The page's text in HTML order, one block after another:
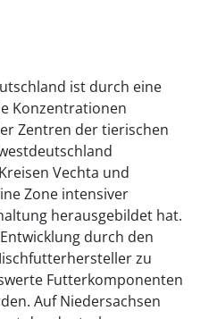
ist durch eine
Konzentrationen
Zentren der tierischen
Vechta und
Zone intensiver
herausgebildet hat.
durch den
zu
Futterkomponenten
Auf Niedersachsen